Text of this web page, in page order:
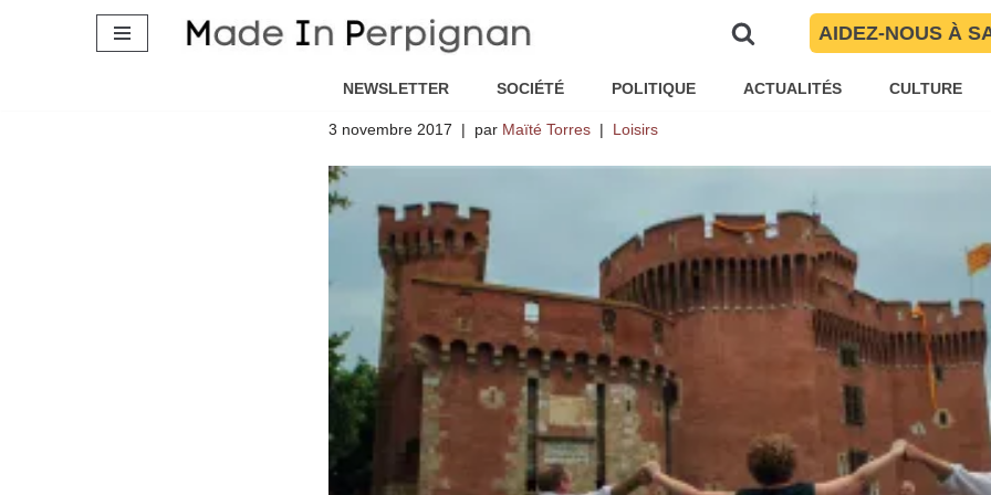
AIDEZ-NOUS À
NEWSLETTER SOCIÉTÉ POLITIQUE ACTUALITÉS CULTURE
« Capitale de la Sardane 2019 » –
officiellement couronnée
3 novembre 2017 par Maïté Torres Loisirs